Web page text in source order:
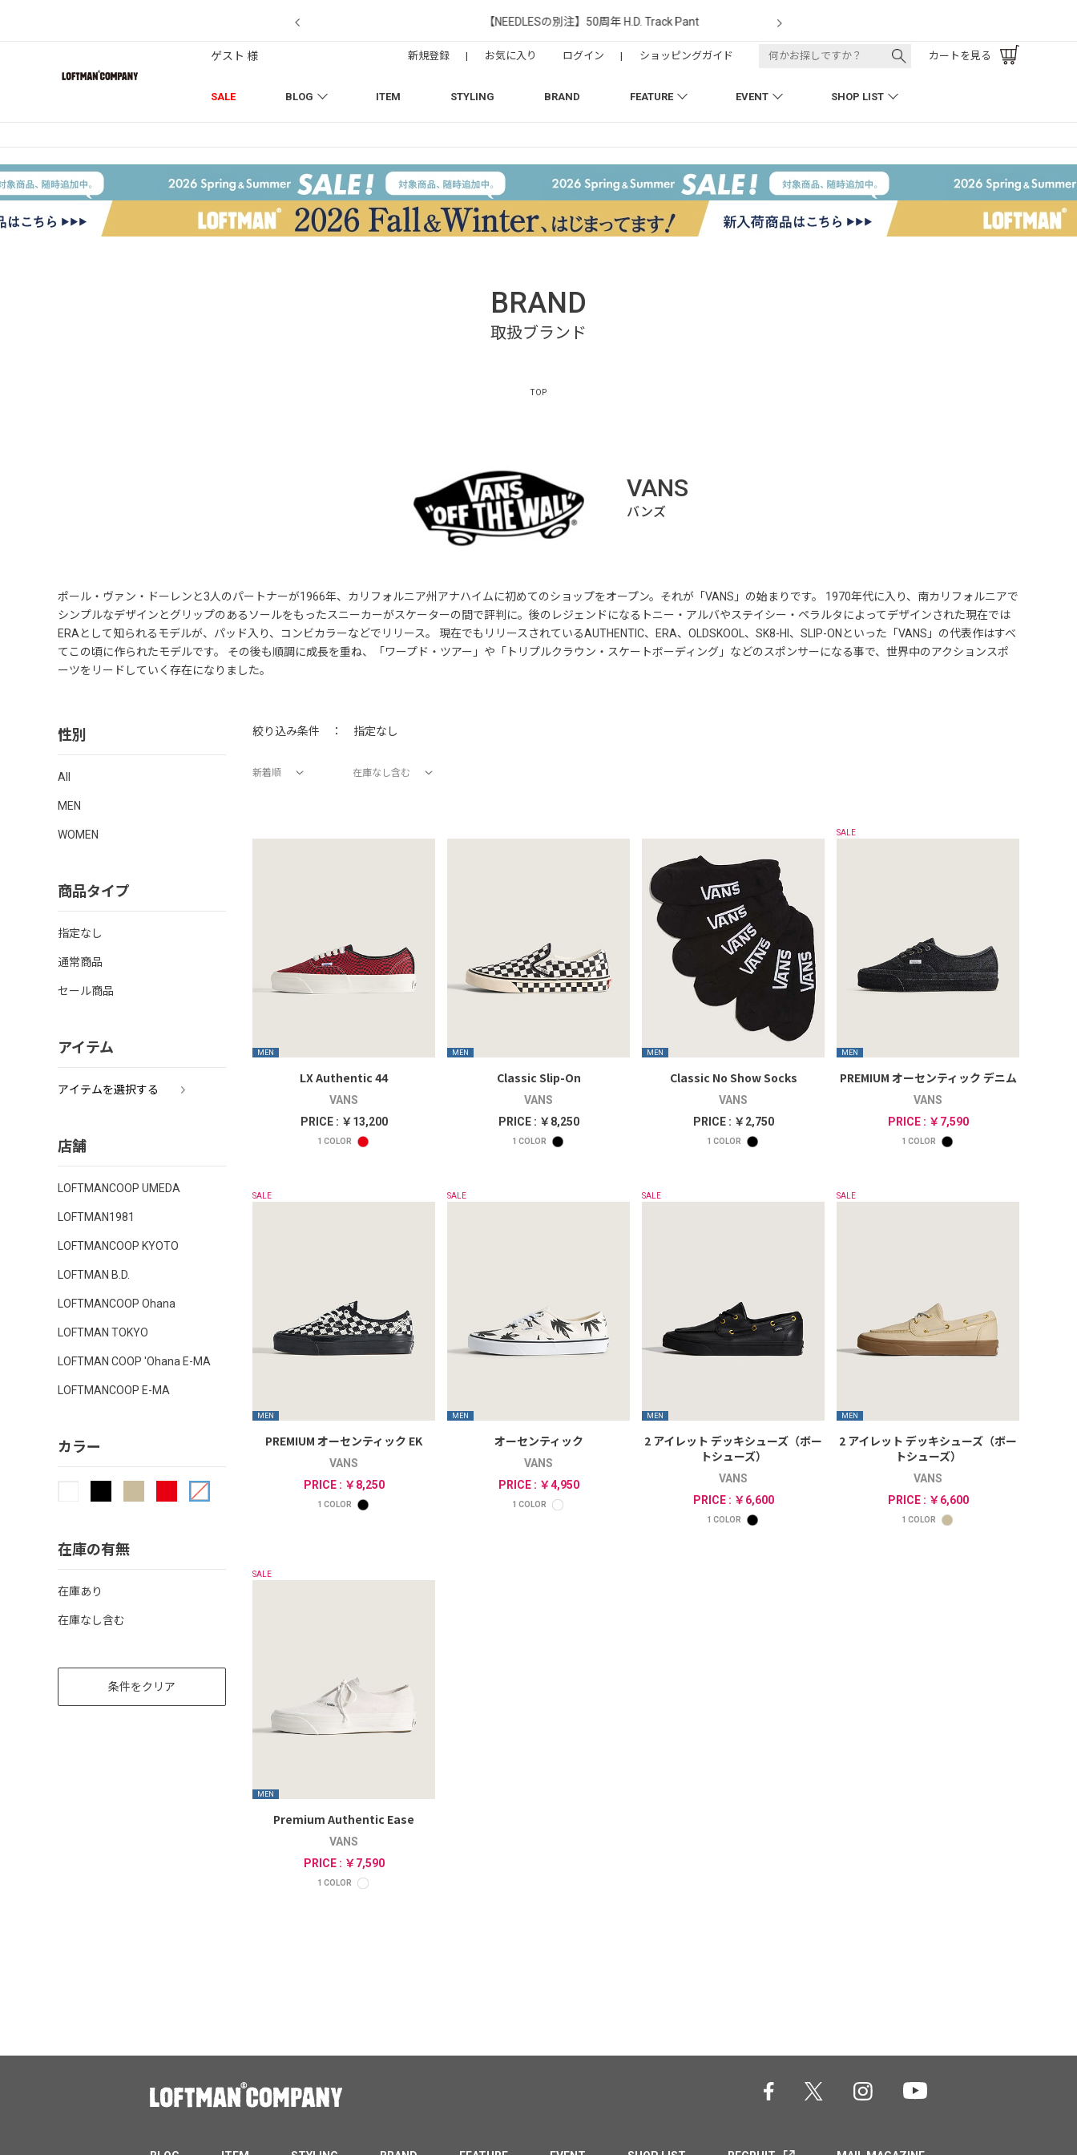
【NEEDLESの別注】50周年 H.D. Track Pant
SALE BLOG ITEM STYLING BRAND FEATURE EVENT SHOP LIST
ゲスト 様 新規登録 | お気に入り ログイン | ショッピングガイド カートを見る
BRAND
TOP
VANS
ポール・ヴァン・ドーレンと3人のパートナーが1966年、カリフォルニア州アナハイムに初めてのショップをオープン。それが「VANS」の始まりです。 1970年代に入り、南カリフォルニアで
シンプルなデザインとグリップのあるソールをもったスニーカーがスケーターの間で評判に。後のレジェンドになるトニー・アルバやステイシー・ペラルタによってデザインされた現在では
ERAとして知られるモデルが、パッド入り、コンビカラーなどでリリース。 現在でもリリースされているAUTHENTIC、ERA、OLDSKOOL、SK8-HI、SLIP-ONといった「VANS」の代表作はすべ
てこの頃に作られたモデルです。 その後も順調に成長を重ね、「ワープド・ツアー」や「トリプルクラウン・スケートボーディング」などのスポンサーになる事で、世界中のアクションスポ
ーツをリードしていく存在になりました。
性別
All
MEN
WOMEN
商品タイプ
指定なし
通常商品
セール商品
アイテム
アイテムを選択する
店舗
LOFTMANCOOP UMEDA
LOFTMAN1981
LOFTMANCOOP KYOTO
LOFTMAN B.D.
LOFTMANCOOP Ohana
LOFTMAN TOKYO
LOFTMAN COOP 'Ohana E-MA
LOFTMANCOOP E-MA
カラー
在庫の有無
在庫あり
在庫なし含む
条件をクリア
絞り込み条件 ： 指定なし
新着順 在庫なし含む
MEN
LX Authentic 44
VANS
PRICE : ￥13,200
1 COLOR
MEN
Classic Slip-On
VANS
PRICE : ￥8,250
1 COLOR
MEN
Classic No Show Socks
VANS
PRICE : ￥2,750
1 COLOR
SALE
MEN
PREMIUM オーセンティック デニム
VANS
PRICE : ￥7,590
1 COLOR
SALE
MEN
PREMIUM オーセンティック EK
VANS
PRICE : ￥8,250
1 COLOR
SALE
MEN
オーセンティック
VANS
PRICE : ￥4,950
1 COLOR
SALE
MEN
2 アイレット デッキシューズ（ボー
トシューズ）
VANS
PRICE : ￥6,600
1 COLOR
SALE
MEN
2 アイレット デッキシューズ（ボー
トシューズ）
VANS
PRICE : ￥6,600
1 COLOR
SALE
MEN
Premium Authentic Ease
VANS
PRICE : ￥7,590
1 COLOR